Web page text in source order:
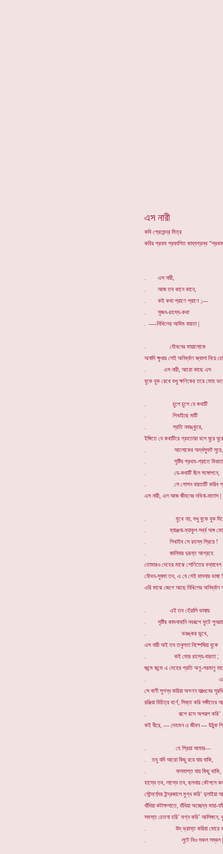
এস নারী
কবি প্রেমেন্দ্র মিত্র
কবির প্রথম প্রকাশিত কাব্যগ্রন্থ
. এস নারী,
. আজ তব কানে কানে,
. কই কথা প্রাণে প্রাণে ;---
. সৃজন-রহস্য-কথা
. ----নিখিলের আদিম বারতা |
. যৌবনের মায়ালোকে
অনাদি ক্ষুধার সেই অনির্ব্বাণ জ্বালা নিয়ে
. এস নারী, আরো কাছে এস
বুকে বুক রেখে শুধু ক্ষণিকের তরে মোহ
. চুপে চুপে যে কথাটি
. শিখাইছে মাটি
. প্রতি নবাঙ্কুরে,
ইঙ্গিতে যে কথাটিরে গ্রহতারা বলে ঘুরে ঘুরে
. আলোকের অর্দ্ধস্ফুট সুরে,
. সৃষ্টির প্রথম-প্রাতে
. যে-কথাটি ছিল সঙ্গোপনে,
. সে গোপন বারতাটি করিব
এস নারী, এল আজ জীবনের দখিনা-বাতাস |
. মুখে নয়, শুধু বুকে বুক দিয়ে
. ব্যাঞ্জনা-ব্যাকুল সর্ব্ব অঙ্গ মোর
. শিখাইব সে রহস্য প্রিয়ে !
. জানিবার দুরন্ত আগ্রহে
তোমারও দেহের মাঝে শোণিতের
যৌবন-সুষমা তব, এ যে সেই বাসনার ভাষা !
এরি মাঝে জেগে আছে নিখিলের
. এই তব হেঁয়ালি ভাষায়
. সৃষ্টির কামনাখানি নবরূপে ফুটে
. ভয়ঙ্কর ভুখে,
এস নারী অই তব তনুলতা নিষ্পেষিয়া বুকে
. কই মোর রহস্য-বারতা ;
জন্মে জন্মে এ দেহের প্রতি অণু-পরমাণু
. এনেছি যেই
সে বাণী সুগন্ধ করিয়া অগণন ফাল্গুনের
রঞ্জিয়া বিচিত্র বর্ণে, সিক্ত করি সঙ্গীতের
. রূপে রসে অপরূপ করি’
কই ধীরে, --- দেহমন এ জীবন --- উঠুক
. হে প্রিয়া আমার—
. তবু যদি আরো কিছু রয়ে যায় বাকি,
. অসমাপ্ত যায় কিছু থাকি,
হাস্যে তব, লাস্যে তব, ছলনায় কৌশলে
সৌন্দর্য্যের ইন্দ্রজালে মুগ্ধ করি’ দুলাইয়া
ধাঁধিয়া কটাক্ষপাতে, বাঁধিয়া অচ্ছেদ্য মায়া-
সমস্ত চেতনা হরি’ মগ্ন করি’ আলিঙ্গনে,
. উদ্ ভ্রান্ত করিয়া মোরে
. লুটে নিও সকল সম্বল |